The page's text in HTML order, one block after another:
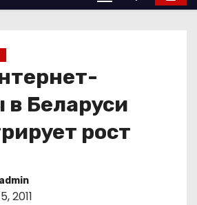
Беларуси
рост
admin
2011